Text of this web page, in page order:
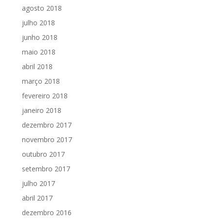
agosto 2018
julho 2018
junho 2018
maio 2018
abril 2018
março 2018
fevereiro 2018
janeiro 2018
dezembro 2017
novembro 2017
outubro 2017
setembro 2017
julho 2017
abril 2017
dezembro 2016